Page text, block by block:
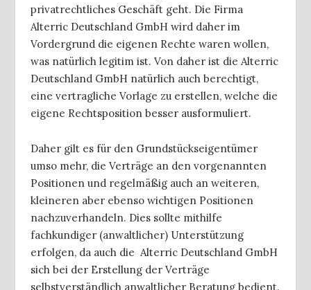
privatrechtliches Geschäft geht. Die Firma
Alterric Deutschland GmbH wird daher im
Vordergrund die eigenen Rechte waren wollen,
was natürlich legitim ist. Von daher ist die Alterric
Deutschland GmbH natürlich auch berechtigt,
eine vertragliche Vorlage zu erstellen, welche die
eigene Rechtsposition besser ausformuliert.
Daher gilt es für den Grundstückseigentümer
umso mehr, die Verträge an den vorgenannten
Positionen und regelmäßig auch an weiteren,
kleineren aber ebenso wichtigen Positionen
nachzuverhandeln. Dies sollte mithilfe
fachkundiger (anwaltlicher) Unterstützung
erfolgen, da auch die Alterric Deutschland GmbH
sich bei der Erstellung der Verträge
selbstverständlich anwaltlicher Beratung bedient.